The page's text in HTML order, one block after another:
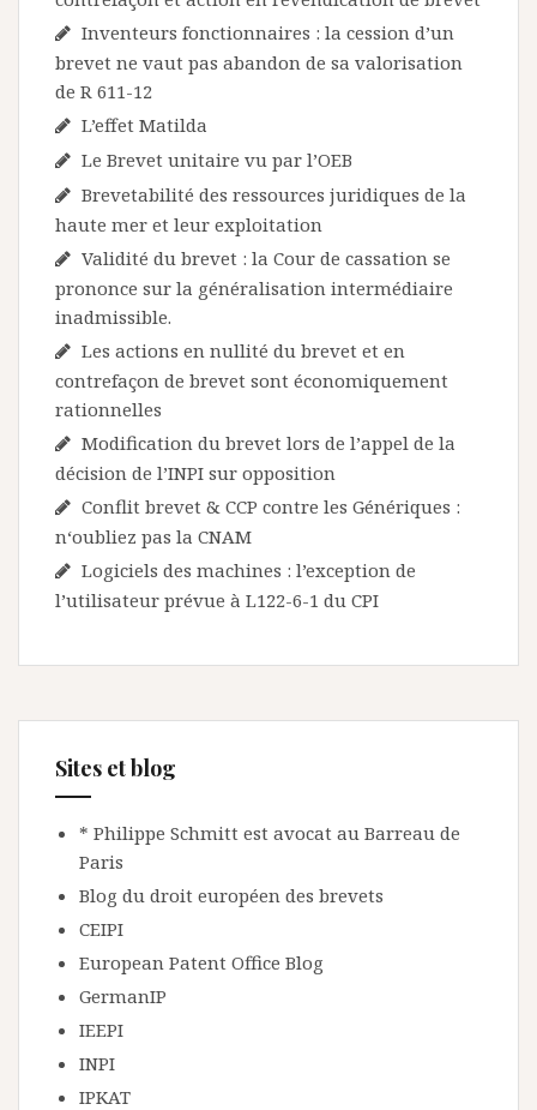
Inventeurs fonctionnaires : la cession d’un
brevet ne vaut pas abandon de sa valorisation
de R 611-12
L’effet Matilda
Le Brevet unitaire vu par l’OEB
Brevetabilité des ressources juridiques de la
haute mer et leur exploitation
Validité du brevet : la Cour de cassation se
prononce sur la généralisation intermédiaire
inadmissible.
Les actions en nullité du brevet et en
contrefaçon de brevet sont économiquement
rationnelles
Modification du brevet lors de l’appel de la
décision de l’INPI sur opposition
Conflit brevet & CCP contre les Génériques :
n‘oubliez pas la CNAM
Logiciels des machines : l’exception de
l’utilisateur prévue à L122-6-1 du CPI
Sites et blog
* Philippe Schmitt est avocat au Barreau de
Paris
Blog du droit européen des brevets
CEIPI
European Patent Office Blog
GermanIP
IEEPI
INPI
IPKAT